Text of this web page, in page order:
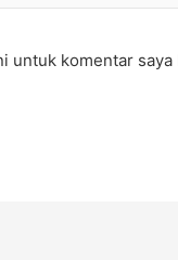
untuk komentar